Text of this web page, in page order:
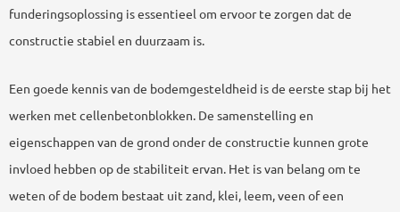
funderingsoplossing is essentieel om ervoor te zorgen dat de
constructie stabiel en duurzaam is.
Een goede kennis van de bodemgesteldheid is de eerste stap bij het
werken met cellenbetonblokken. De samenstelling en
eigenschappen van de grond onder de constructie kunnen grote
invloed hebben op de stabiliteit ervan. Het is van belang om te
weten of de bodem bestaat uit zand, klei, leem, veen of een